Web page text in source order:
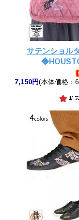
サテンショル
7,150円(本体価格：